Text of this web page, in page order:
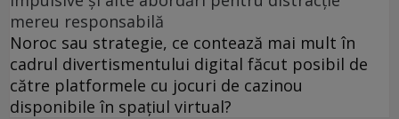
mereu responsabilă
Noroc sau strategie, ce contează mai mult în
cadrul divertismentului digital făcut posibil de
către platformele cu jocuri de cazinou
disponibile în spațiul virtual?